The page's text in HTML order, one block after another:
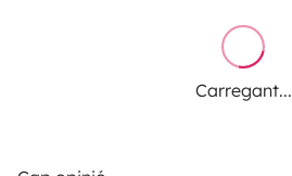
Carregant...